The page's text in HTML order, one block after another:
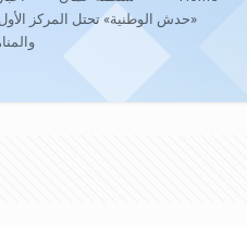
«حدش الوطنية» تحتل المركز